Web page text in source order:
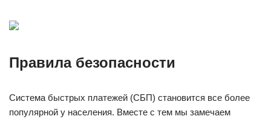
Правила безопасности
Система быстрых платежей (СБП) становится все более
популярной у населения. Вместе с тем мы замечаем